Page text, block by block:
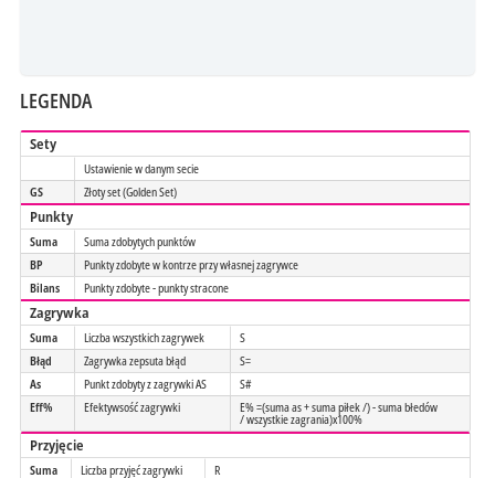
LEGENDA
Sety
Ustawienie w danym secie
GS
Złoty set (Golden Set)
Punkty
Suma
Suma zdobytych punktów
BP
Punkty zdobyte w kontrze przy własnej zagrywce
Bilans
Punkty zdobyte - punkty stracone
Zagrywka
Suma Liczba wszystkich zagrywek
S
Błąd
Zagrywka zepsuta błąd
S=
As
Punkt zdobyty z zagrywki AS
S#
Eff%
Efektywsość zagrywki E% =(suma as + suma piłek /) - suma błedów
/ wszystkie zagrania)x100%
Przyjęcie
Suma Liczba przyjęć zagrywki R